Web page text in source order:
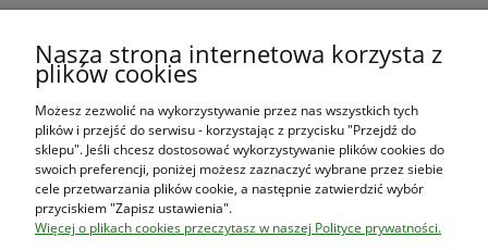
O firmie
Księgarnia Las Książek www.lasksiazek.pl| Aleje Jerozolimskie
53 (p. 2, lok. 212)| 00-697 Warszawa | 22 290 23 47 | Serdecznie
Nasza strona internetowa korzysta z
plików cookies
Możesz zezwolić na wykorzystywanie przez nas wszystkich tych
plików i przejść do serwisu - korzystając z przycisku "Przejdź do
sklepu". Jeśli chcesz dostosować wykorzystywanie plików cookies do
swoich preferencji, poniżej możesz zaznaczyć wybrane przez siebie
cele przetwarzania plików cookie, a następnie zatwierdzić wybór
przyciskiem "Zapisz ustawienia".
Więcej o plikach cookies przeczytasz w naszej Polityce prywatności.